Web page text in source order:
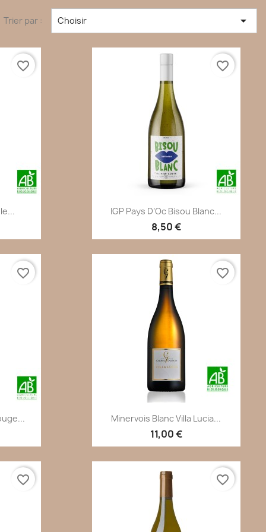
Trier par : Choisir 
favorite_border
Aperçu rapide
IGP Pays D’Oc Bisou Blanc...
8,50 €
favorite_border
favorite_border
Aperçu rapide
Minervois Blanc Villa Lucia...
11,00 €
favorite_border
favorite_border favorite_border